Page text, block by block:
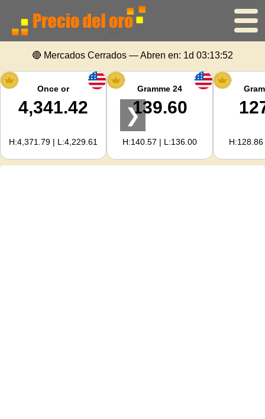
Inicio
Precio del oro
Precio de la plata
Calculadora de oro
🔴 Mercados Cerrados — Abren en: 1d 03:13:52
Once or
4,341.42
H:4,371.79 | L:4,229.61
Gramme 24
139.60
H:140.57 | L:136.00
❯